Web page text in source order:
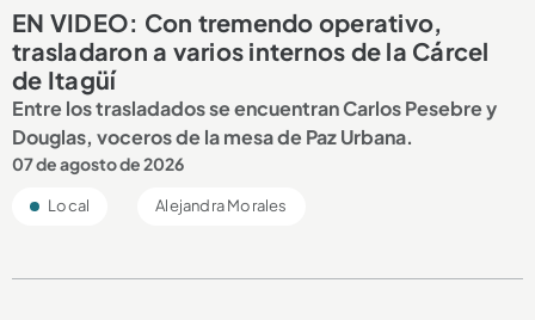
EN VIDEO: Con tremendo operativo,
trasladaron a varios internos de la Cárcel
de Itagüí
Entre los trasladados se encuentran Carlos Pesebre y
Douglas, voceros de la mesa de Paz Urbana.
07 de agosto de 2026
Local Alejandra Morales